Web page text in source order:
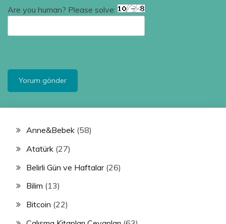
Are you human? Please solve:
Anne&Bebek (58)
Atatürk (27)
Belirli Gün ve Haftalar(26)
Bilim (13)
Bitcoin (22)